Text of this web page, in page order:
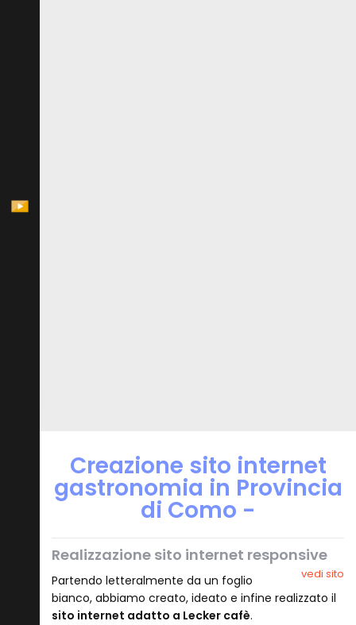
Creazione sito internet
gastronomia in Provincia
di Como -
Realizzazione sito internet responsive
vedi sito
Partendo letteralmente da un foglio
bianco, abbiamo creato, ideato e infine realizzato il
sito internet adatto a Lecker cafè.